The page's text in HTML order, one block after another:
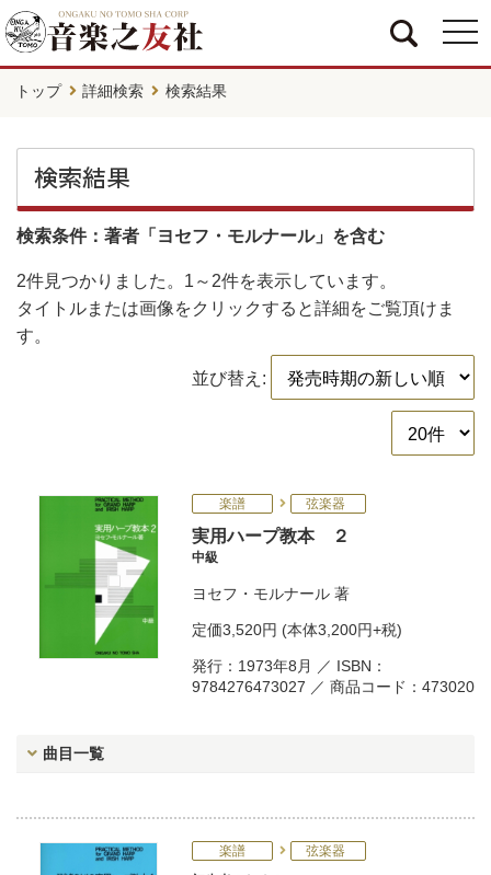
トップ 詳細検索 検索結果
検索結果
検索条件：著者「ヨセフ・モルナール」を含む
2件見つかりました。 1～2件を表示しています。
タイトルまたは画像をクリックすると詳細をご覧頂けま
す。
並び替え:
楽譜 弦楽器
実用ハープ教本 ２
中級
ヨセフ・モルナール 著
定価3,520円 (本体3,200円+税)
発行：1973年8月 ／ ISBN：
9784276473027 ／ 商品コード：473020
曲目一覧
楽譜
弦楽器